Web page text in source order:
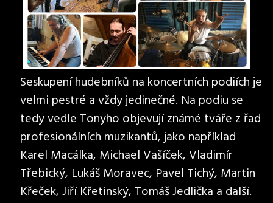
Seskupení hudebníků na koncertních podiích je
velmi pestré a vždy jedinečné. Na podiu se
tedy vedle Tonyho objevují známé tváře z řad
profesionálních muzikantů, jako například
Karel Macálka, Michael Vašíček, Vladimír
Třebický, Lukáš Moravec, Pavel Tichý, Martin
Křeček, Jiří Křetinský, Tomáš Jedlička a další.